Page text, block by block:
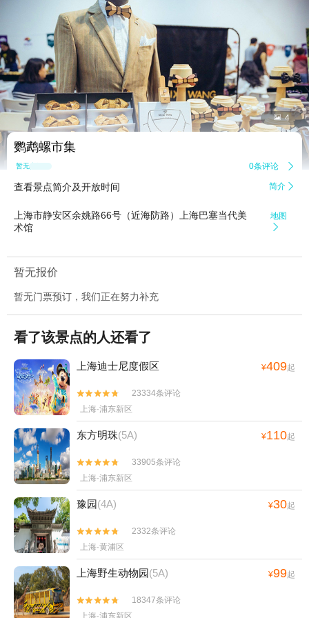
 4
鹦鹉螺市集
暂无点评 0条评论 
查看景点简介及开放时间 简介 
上海市静安区余姚路66号（近海防路）上海巴塞当代美
术馆
地图

暂无报价
暂无门票预订，我们正在努力补充
看了该景点的人还看了
上海迪士尼度假区 ¥409起


23334条评论
上海·浦东新区
东方明珠(5A) ¥110起


33905条评论
上海·浦东新区
豫园(4A) ¥30起


2332条评论
上海·黄浦区
上海野生动物园(5A) ¥99起


18347条评论